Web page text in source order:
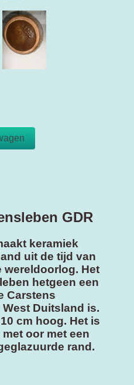
GDR
keramiek
uit de tijd van
wereldoorlog. Het
hetgeen een
Carstens
Duitsland is.
cm hoog. Het is
oor met een
rand.